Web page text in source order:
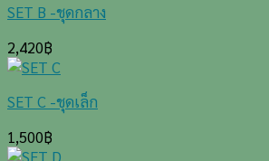
SET B -ชุดกลาง
2,420฿
SET C -ชุดเล็ก
1,500฿